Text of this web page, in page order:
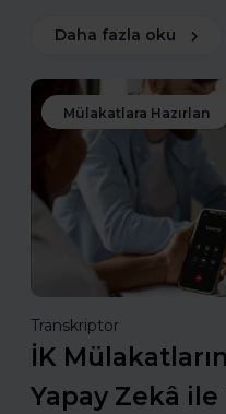
Daha fazla oku
Mülakatlara Hazırlan
Transkriptor
İK
Yapay Zekâ